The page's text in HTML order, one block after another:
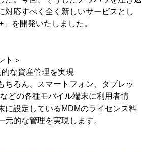
対応すべく全く新しいサービスとし
を開発いたしました。
ト＞
な資産管理を実現
ちろん、スマートフォン、タブレッ
どの各種モバイル端末に利用者情
に設定しているMDMのライセンス料
元的な管理を実現します。